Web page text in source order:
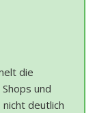
die
und
deutlich